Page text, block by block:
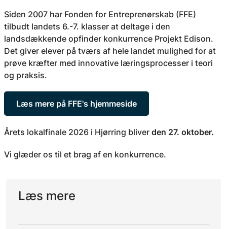
Siden 2007 har Fonden for Entreprenørskab (FFE)
tilbudt landets 6.-7. klasser at deltage i den
landsdækkende opfinder konkurrence Projekt Edison.
Det giver elever på tværs af hele landet mulighed for at
prøve kræfter med innovative læringsprocesser i teori
og praksis.
Læs mere på FFE's hjemmeside
Årets lokalfinale 2026 i Hjørring bliver den 27. oktober.
Vi glæder os til et brag af en konkurrence.
Læs mere